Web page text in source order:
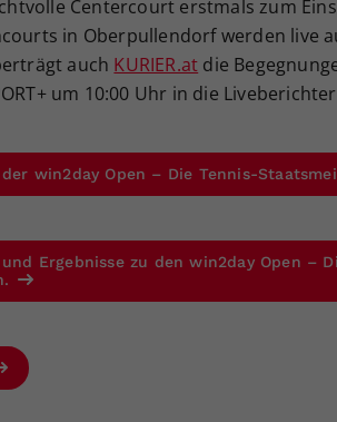
Centercourt erstmals zum
in Oberpullendorf werden live
auch KURIER.at die
um 10:00 Uhr in die
win2day Open – Die Tennis-
Ergebnisse zu den win2day Open –